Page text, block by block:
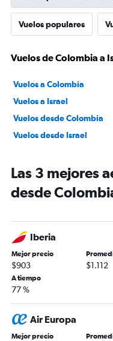
Vuelos populares
Vuelos de Colombia a
Vuelos a Colombia
Vuelos a Israel
Vuelos desde Colombia
Vuelos desde Israel
Las 3 mejores
desde
Iberia
Mejor precio
$903 $1.112
A tiempo
77 %
Air Europa
Mejor precio